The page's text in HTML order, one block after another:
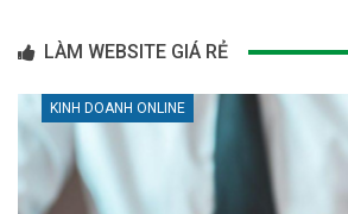
LÀM WEBSITE GIÁ RẺ
KINH DOANH ONLINE